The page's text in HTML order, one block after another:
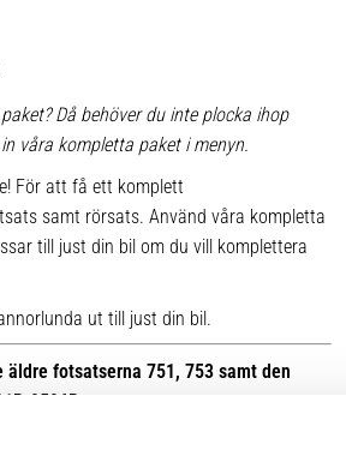
Då behöver du inte plocka ihop
våra kompletta paket i menyn.
För att få ett komplett
samt rörsats. Använd våra kompletta
till just din bil om du vill komplettera
ut till just din bil.
fotsatserna 751, 753 samt den
9596B.
Här kan du se bilder på de äldre